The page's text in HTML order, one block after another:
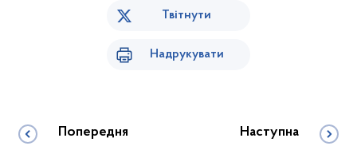
Твітнути
Надрукувати
Попередня Наступна